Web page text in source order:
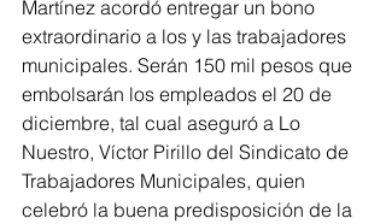
Martínez acordó entregar un bono
extraordinario a los y las trabajadores
municipales. Serán 150 mil pesos que
embolsarán los empleados el 20 de
diciembre, tal cual aseguró a Lo
Nuestro, Víctor Pirillo del Sindicato de
Trabajadores Municipales, quien
celebró la buena predisposición de la